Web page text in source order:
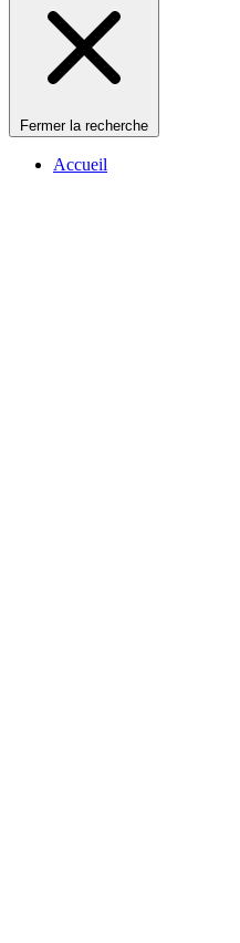
Fermer la recherche
Accueil